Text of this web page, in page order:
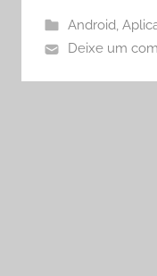
Android,
Deixe um